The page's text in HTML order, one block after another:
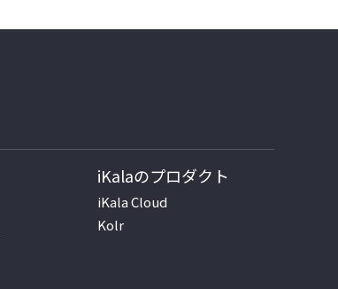
iKalaのプロダクト
iKala Cloud
Kolr